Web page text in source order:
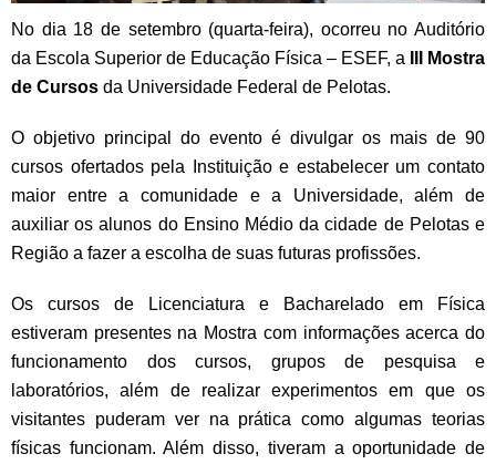
No dia 18 de setembro (quarta-feira), ocorreu no Auditório
da Escola Superior de Educação Física – ESEF, a
III Mostra
de Cursos da Universidade Federal de Pelotas.
O objetivo principal do evento é divulgar os mais de 90
cursos ofertados pela Instituição e estabelecer um contato
maior entre a comunidade e a Universidade, além de
auxiliar os alunos do Ensino Médio da cidade de Pelotas e
Região a fazer a escolha de suas futuras profissões.
Os cursos de Licenciatura e Bacharelado em Física
estiveram presentes na Mostra com informações acerca do
funcionamento dos cursos, grupos de pesquisa e
laboratórios, além de realizar experimentos em que os
visitantes puderam ver na prática como algumas teorias
físicas funcionam. Além disso, tiveram a oportunidade de